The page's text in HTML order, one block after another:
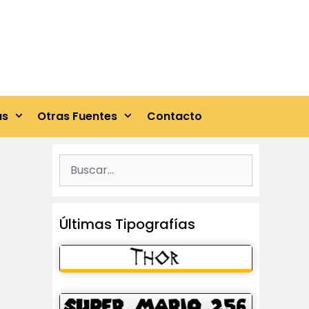
Otras Fuentes Contacto
Últimas Tipografías